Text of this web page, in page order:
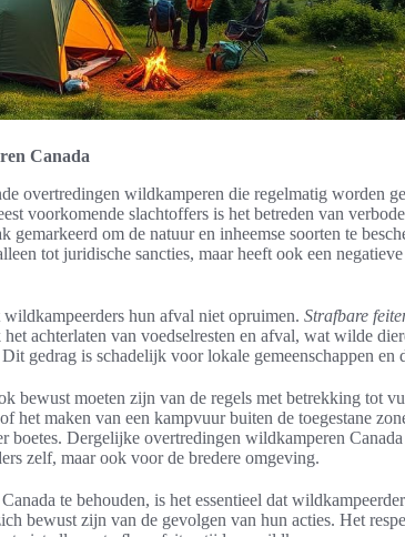
Canada
overtredingen wildkamperen die regelmatig worden
voorkomende slachtoffers is het betreden van
gemarkeerd om de natuur en inheemse soorten te
tot juridische sancties, maar heeft ook een
hun afval niet opruimen. Strafbare
achterlaten van voedselresten en afval, wat wilde
gedrag is schadelijk voor lokale gemeenschappen en
bewust moeten zijn van de regels met betrekking tot
het maken van een kampvuur buiten de toegestane
boetes. Dergelijke overtredingen wildkamperen
zelf, maar ook voor de bredere omgeving.
te behouden, is het essentieel dat
bewust zijn van de gevolgen van hun acties. Het